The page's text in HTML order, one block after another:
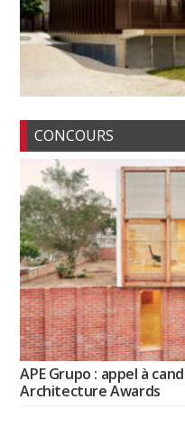
CONCOURS
APE Grupo : appel à
Architecture Awards